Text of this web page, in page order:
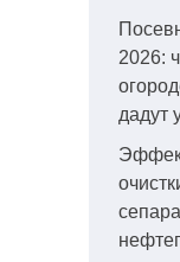
2026:
дадут